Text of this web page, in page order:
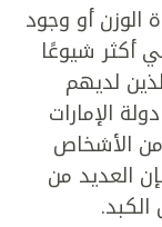
الوزن أو وجود
أكثر شيوعًا
لديهم
الإمارات
من الأشخاص
العديد من